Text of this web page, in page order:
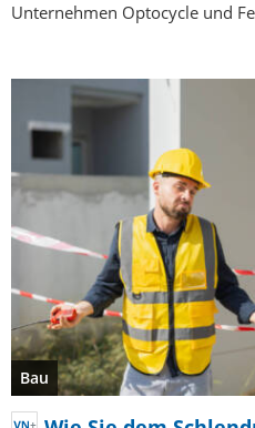
Unternehmen Optocycle und
Bau